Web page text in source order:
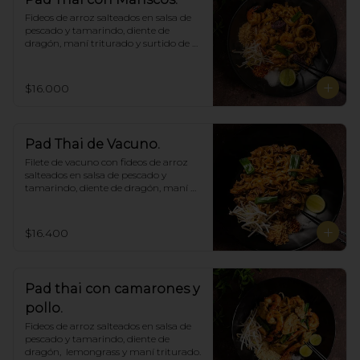
Fideos de arroz salteados en salsa de
pescado y tamarindo, diente de
dragón, maní triturado y surtido de
$16.000
Pad Thai de Vacuno.
Filete de vacuno con fideos de arroz
salteados en salsa de pescado y
tamarindo, diente de dragón, maní
$16.400
Pad thai con camarones y
pollo.
Fideos de arroz salteados en salsa de
pescado y tamarindo, diente de
dragón,  lemongrass y maní triturado.